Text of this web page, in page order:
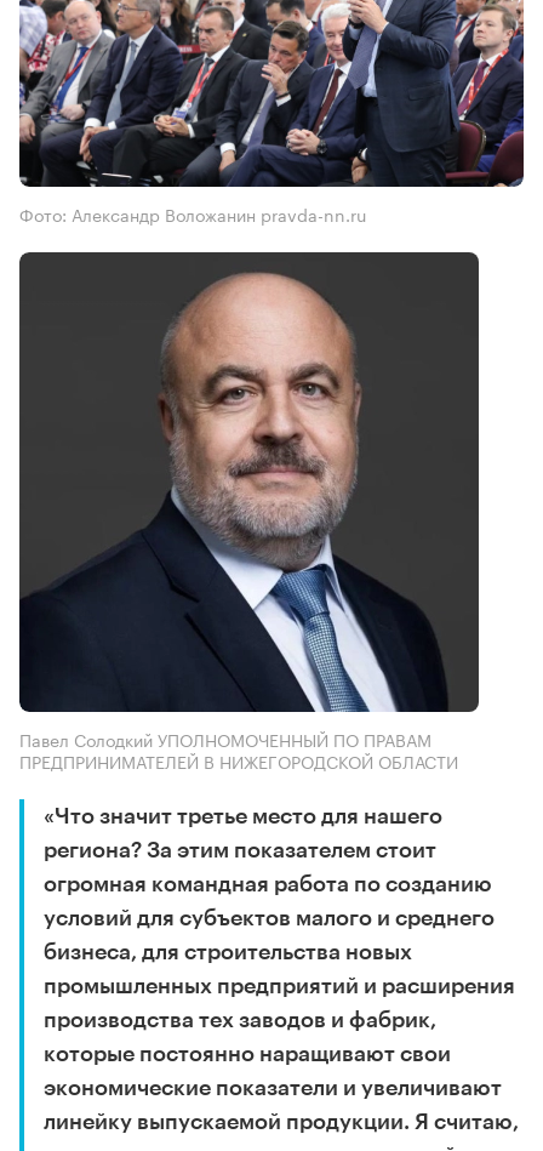
Фото: Александр Воложанин pravda-nn.ru
Павел Солодкий УПОЛНОМОЧЕННЫЙ ПО ПРАВАМ
ПРЕДПРИНИМАТЕЛЕЙ В НИЖЕГОРОДСКОЙ ОБЛАСТИ
«Что значит третье место для нашего
региона? За этим показателем стоит
огромная командная работа по созданию
условий для субъектов малого и среднего
бизнеса, для строительства новых
промышленных предприятий и расширения
производства тех заводов и фабрик,
которые постоянно наращивают свои
экономические показатели и увеличивают
линейку выпускаемой продукции. Я считаю,